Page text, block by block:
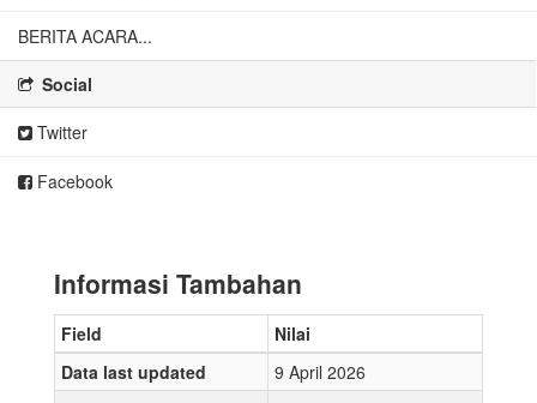
BERITA ACARA...
Social
Twitter
Facebook
Informasi Tambahan
Field
Nilai
Data last updated
9 April 2026